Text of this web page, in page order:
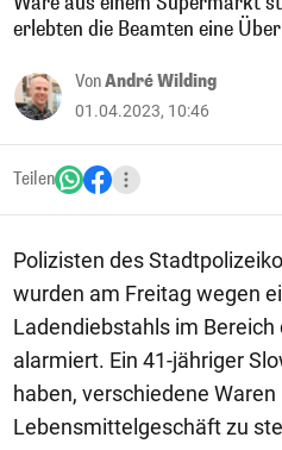
erlebten die Beamten eine
VonAndré Wilding
01.04.2023, 10:46
Teilen
Polizisten des
wurden am Freitag wegen
Ladendiebstahls im
alarmiert. Ein 41-jähriger
haben, verschiedene
Lebensmittelgeschäft zu